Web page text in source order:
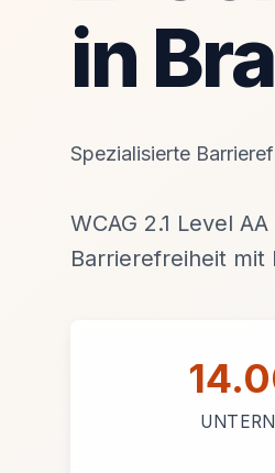
in
Spezialisierte
WCAG 2.1 Level
Barrierefreiheit mit